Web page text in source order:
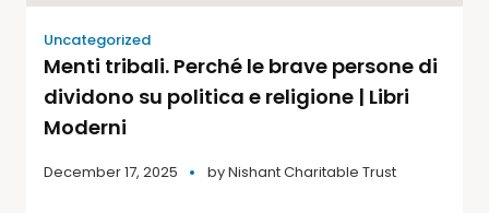
Uncategorized
Menti tribali. Perché le brave persone di
dividono su politica e religione | Libri
Moderni
December 17, 2025 byNishant Charitable Trust